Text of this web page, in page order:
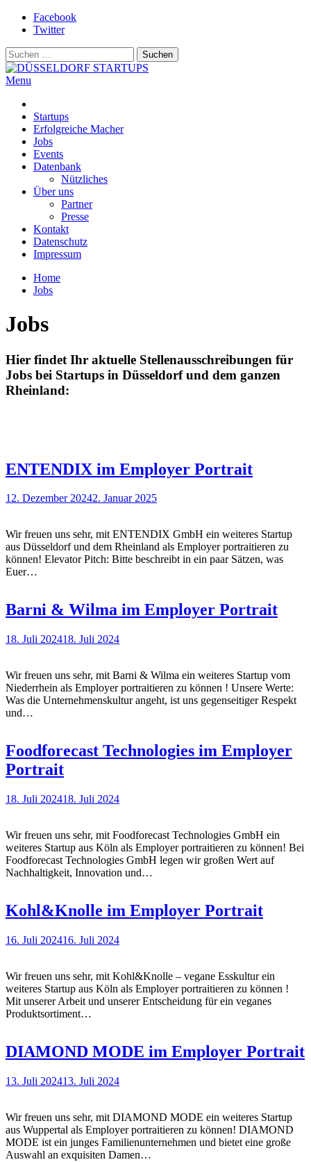
Skip
Facebook
Twitter
Suchen
nach:
ganzen Rheinland
Menu
Startups
Erfolgreiche Macher
Jobs
Events
Datenbank
Nützliches
Über uns
Partner
Presse
Kontakt
Datenschutz
Impressum
Home
Jobs
Jobs
Hier findet Ihr aktuelle Stellenausschreibungen für
Jobs bei Startups in Düsseldorf und dem ganzen
Rheinland:
ENTENDIX im Employer Portrait
12. Dezember 20242. Januar 2025
Wir freuen uns sehr, mit ENTENDIX GmbH ein weiteres Startup
aus Düsseldorf und dem Rheinland als Employer portraitieren zu
können! Elevator Pitch: Bitte beschreibt in ein paar Sätzen, was
Euer…
Barni & Wilma im Employer Portrait
18. Juli 202418. Juli 2024
Wir freuen uns sehr, mit Barni & Wilma ein weiteres Startup vom
Niederrhein als Employer portraitieren zu können ! Unsere Werte:
Was die Unternehmenskultur angeht, ist uns gegenseitiger Respekt
und…
Foodforecast Technologies im Employer
Portrait
18. Juli 202418. Juli 2024
Wir freuen uns sehr, mit Foodforecast Technologies GmbH ein
weiteres Startup aus Köln als Employer portraitieren zu können! Bei
Foodforecast Technologies GmbH legen wir großen Wert auf
Nachhaltigkeit, Innovation und…
Kohl&Knolle im Employer Portrait
16. Juli 202416. Juli 2024
Wir freuen uns sehr, mit Kohl&Knolle – vegane Esskultur ein
weiteres Startup aus Köln als Employer portraitieren zu können !
Mit unserer Arbeit und unserer Entscheidung für ein veganes
Produktsortiment…
DIAMOND MODE im Employer Portrait
13. Juli 202413. Juli 2024
Wir freuen uns sehr, mit DIAMOND MODE ein weiteres Startup
aus Wuppertal als Employer portraitieren zu können! DIAMOND
MODE ist ein junges Familienunternehmen und bietet eine große
Auswahl an exquisiten Damen…